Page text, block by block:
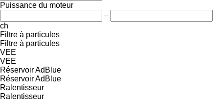
Puissance du moteur
–
ch
Filtre à particules
Filtre à particules
VEE
VEE
Réservoir AdBlue
Réservoir AdBlue
Ralentisseur
Ralentisseur